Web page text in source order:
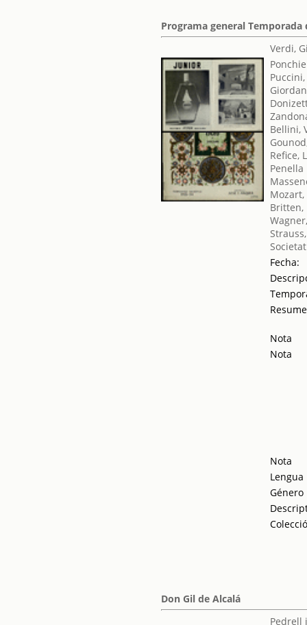
Programa general Temporada
Verdi,
Bellini,
Refice,
Britten,
Fecha:
Nota
Nota
Nota
Lengua
Género
Don Gil de Alcalá
Pedrell